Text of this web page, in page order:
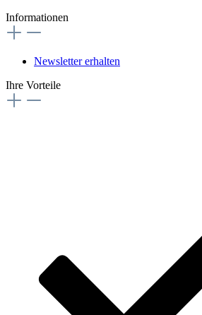
Informationen
Newsletter erhalten
Ihre Vorteile